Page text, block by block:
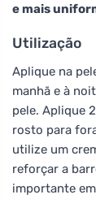
e mais
Utilização
Aplique na
manhã e à
pele. Aplique
rosto para
utilize um
reforçar a
importante